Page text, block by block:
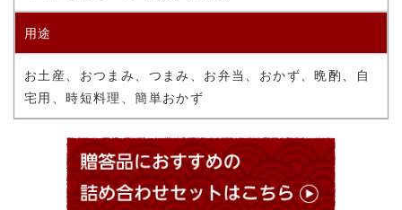
用途
お土産、おつまみ、つまみ、お弁当、おかず、晩酌、自
宅用、時短料理、簡単おかず